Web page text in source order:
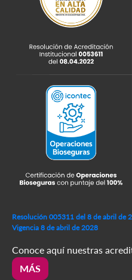
Resolución 005311 del 8 de abril de
Vigencia 8 de abril de 2028
Conoce aquí nuestras
MÁS